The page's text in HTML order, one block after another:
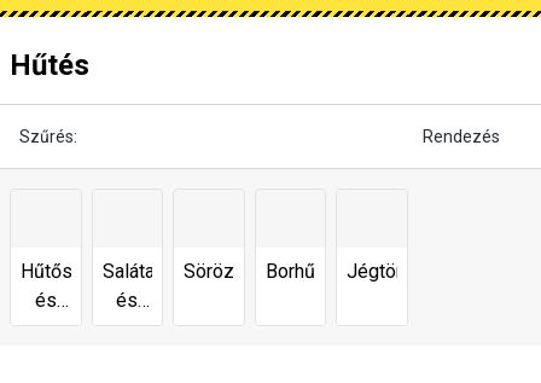
Hűtés
Szűrés: Rendezés
Hűtőszekrények
és
fagyasztók
Salátaasztalok
és
előkészítő
Sörözők Borhűtők Jégtörő